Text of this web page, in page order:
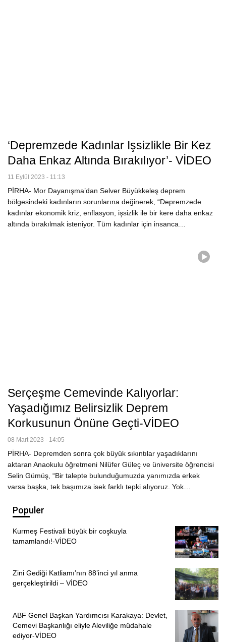
‘Depremzede Kadınlar Işsizlikle Bir Kez
Daha Enkaz Altında Bırakılıyor’- VİDEO
11 Eylül 2023 - 11:13
PİRHA- Mor Dayanışma’dan Selver Büyükkeleş deprem
bölgesindeki kadınların sorunlarına değinerek, “Depremzede
kadınlar ekonomik kriz, enflasyon, işsizlik ile bir kere daha enkaz
altında bırakılmak isteniyor. Tüm kadınlar için insanca…
Serçeşme Cemevinde Kalıyorlar:
Yaşadığımız Belirsizlik Deprem
Korkusunun Önüne Geçti-VİDEO
08 Mart 2023 - 14:05
PİRHA- Depremden sonra çok büyük sıkıntılar yaşadıklarını
aktaran Anaokulu öğretmeni Nilüfer Güleç ve üniversite öğrencisi
Selin Gümüş, “Bir talepte bulunduğumuzda yanımızda erkek
varsa başka, tek başımıza isek farklı tepki alıyoruz. Yok…
Populer
Kurmeş Festivali büyük bir coşkuyla
tamamlandı!-VİDEO
Zini Gediği Katliamı’nın 88’inci yıl anma
gerçekleştirildi – VİDEO
ABF Genel Başkan Yardımcısı Karakaya: Devlet,
Cemevi Başkanlığı eliyle Aleviliğe müdahale
ediyor-VİDEO